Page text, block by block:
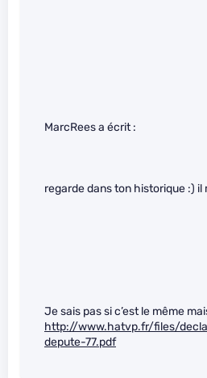
MarcRees a écrit :
regarde dans ton historique :) il
Je sais pas si c’est le même
http://www.hatvp.fr/files/
depute-77.pdf